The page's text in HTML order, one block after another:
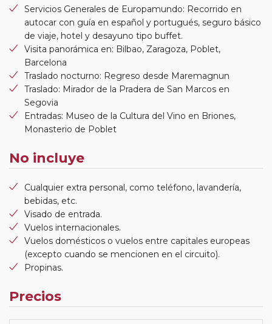
Servicios Generales de Europamundo: Recorrido en
autocar con guía en español y portugués, seguro básico
de viaje, hotel y desayuno tipo buffet.
Visita panorámica en: Bilbao, Zaragoza, Poblet,
Barcelona
Traslado nocturno: Regreso desde Maremagnun
Traslado: Mirador de la Pradera de San Marcos en
Segovia
Entradas: Museo de la Cultura del Vino en Briones,
Monasterio de Poblet
No incluye
Cualquier extra personal, como teléfono, lavandería,
bebidas, etc.
Visado de entrada.
Vuelos internacionales.
Vuelos domésticos o vuelos entre capitales europeas
(excepto cuando se mencionen en el circuito).
Propinas.
Precios